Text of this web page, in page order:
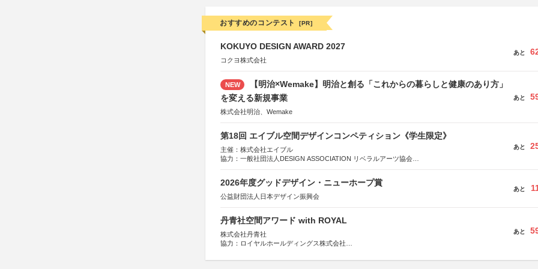
おすすめのコンテスト [PR]
KOKUYO DESIGN AWARD 2027
コクヨ株式会社
あと
NEW
【明治×Wemake】明治と創る「これからの暮らしと健康のあり方」
を変える新規事業
株式会社明治、Wemake
あと
第18回 エイブル空間デザインコンペティション《学生限定》
主催：株式会社エイブル
協力：一般社団法人DESIGN ASSOCIATION リベラルアーツ協会
あと
2026年度グッドデザイン・ニューホープ賞
公益財団法人日本デザイン振興会
あと
丹青社空間アワード with ROYAL
株式会社丹青社
協力：ロイヤルホールディングス株式会社
あと